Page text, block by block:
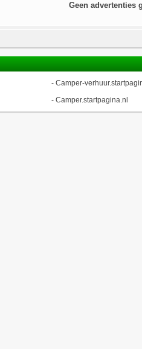
Geen advertenties
- Camper-
- Camper.startpagina.nl